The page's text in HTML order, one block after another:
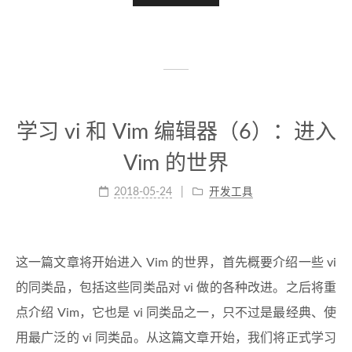
学习 vi 和 Vim 编辑器（6）：进入
Vim 的世界
2018-05-24 开发工具
这一篇文章将开始进入 Vim 的世界，首先概要介绍一些 vi
的同类品，包括这些同类品对 vi 做的各种改进。之后将重
点介绍 Vim，它也是 vi 同类品之一，只不过是最经典、使
用最广泛的 vi 同类品。从这篇文章开始，我们将正式学习